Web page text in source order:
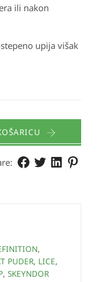
ili nakon
upija višak
,
PUDER, LICE,
, SKEYNDOR